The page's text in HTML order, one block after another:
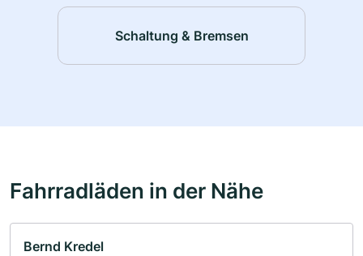
Schaltung & Bremsen
Fahrradläden in der Nähe
Bernd Kredel